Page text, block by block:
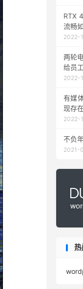
RTX
流畅
2022-
两轮
给员
2022-
有媒
现存
2022-
不负
2021-